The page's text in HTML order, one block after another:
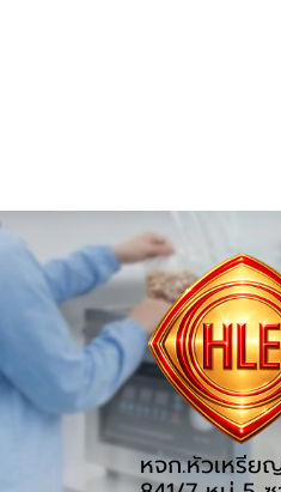
หจก.หัวเหรีย